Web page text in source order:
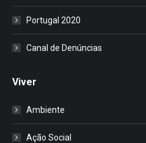
Portugal 2020
Canal de Denúncias
Viver
Ambiente
Ação Social